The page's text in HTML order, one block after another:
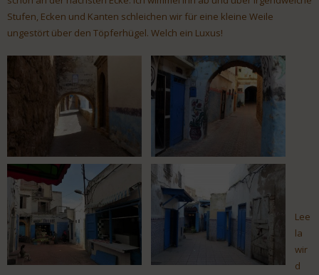
Stufen, Ecken und Kanten schleichen wir für eine kleine Weile
ungestört über den Töpferhügel. Welch ein Luxus!
Lee
la
wir
d